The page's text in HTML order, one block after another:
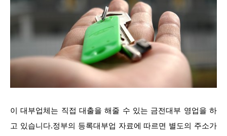
이 대부업체는 직접 대출을 해줄 수 있는 금전대부 영업을 하
고 있습니다.정부의 등록대부업 자료에 따르면 별도의 주소가